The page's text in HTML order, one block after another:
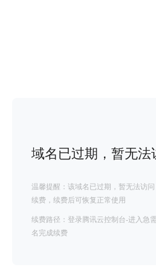
域名已过期，暂无法
温馨提醒：该域名已过期，暂无法访
续费，续费后可恢复正常使用
续费路径：登录腾讯云控制台-进入急
名完成续费